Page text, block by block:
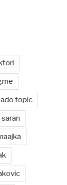
topic